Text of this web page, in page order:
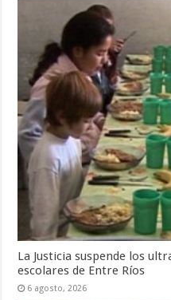
La Justicia suspende los
escolares de Entre Ríos
6 agosto, 2026